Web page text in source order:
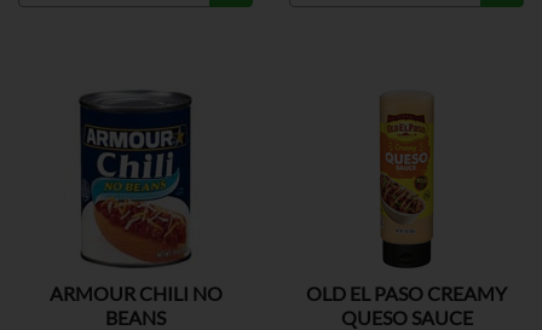
ARMOUR CHILI NO
BEANS
OLD EL PASO CREAMY
QUESO SAUCE